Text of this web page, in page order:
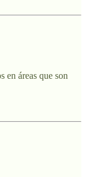
en áreas que son